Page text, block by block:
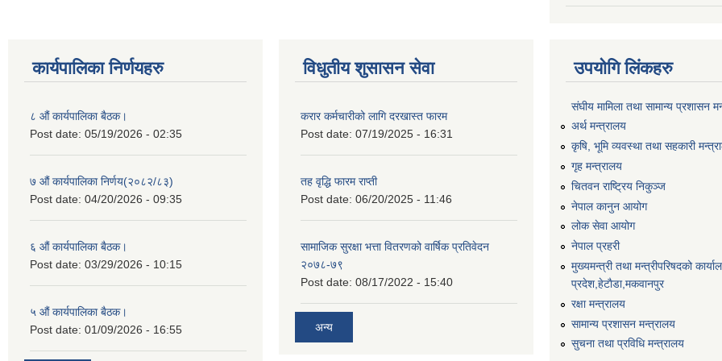
कार्यपालिका निर्णयहरु
८ औं कार्यपालिका बैठक।
Post date: 05/19/2026 - 02:35
७ औं कार्यपालिका निर्णय(२०८२/८३)
Post date: 04/20/2026 - 09:35
६ औं कार्यपालिका बैठक।
Post date: 03/29/2026 - 10:15
५ औं कार्यपालिका बैठक।
Post date: 01/09/2026 - 16:55
विधुतीय शुसासन सेवा
करार कर्मचारीको लागि दरखास्त फारम
Post date: 07/19/2025 - 16:31
तह वृद्धि फारम राप्ती
Post date: 06/20/2025 - 11:46
सामाजिक सुरक्षा भत्ता वितरणको वार्षिक प्रतिवेदन
२०७८-७९
Post date: 08/17/2022 - 15:40
अन्य
उपयोगि लिंकहरु
संघीय मामिला तथा सामान्य प्रशासन
अर्थ मन्त्रालय
कृषि, भूमि व्यवस्था तथा सहकारी
गृह मन्त्रालय
चितवन राष्ट्रिय निकुञ्ज
नेपाल कानुन आयोग
लोक सेवा आयोग
नेपाल प्रहरी
मुख्यमन्त्री तथा मन्त्रीपरिषदको
प्रदेश,हेटाैडा,मकवानपुर
रक्षा मन्त्रालय
सामान्य प्रशासन मन्त्रालय
सुचना तथा प्रविधि मन्त्रालय